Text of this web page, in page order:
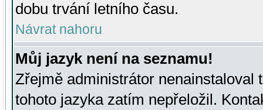
dobu trvání letního času.
Návrat nahoru
Můj jazyk není na seznamu!
Zřejmě administrátor nenainstaloval
tohoto jazyka zatím nepřeložil.